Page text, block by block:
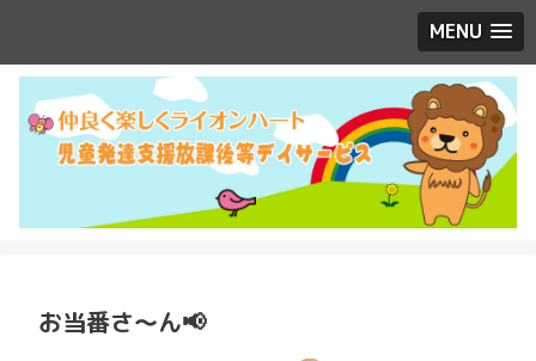
MENU
お当番さ～ん📢